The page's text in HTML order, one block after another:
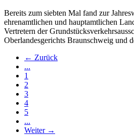
Bereits zum siebten Mal fand zur
ehrenamtlichen und hauptamtlichen
Vertretern der
Oberlandesgerichts Braunschweig und
← Zurück
...
1
2
3
4
5
...
Weiter →